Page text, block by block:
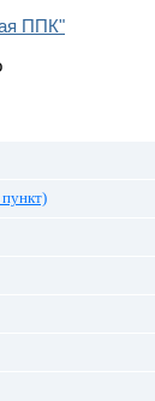
ППК"